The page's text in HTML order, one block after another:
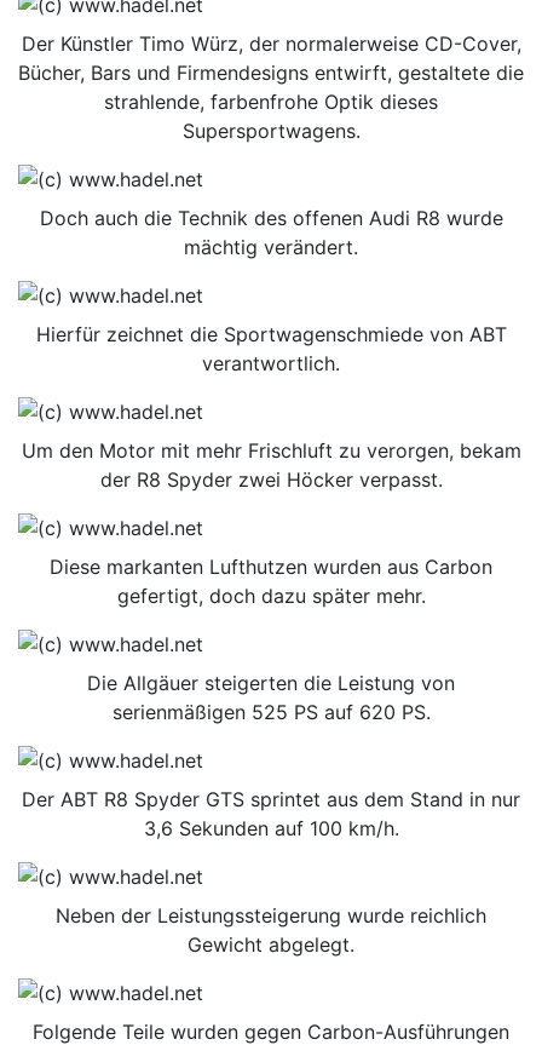
Der Künstler Timo Würz, der normalerweise CD-Cover,
Bücher, Bars und Firmendesigns entwirft, gestaltete die
strahlende, farbenfrohe Optik dieses
Supersportwagens.
Doch auch die Technik des offenen Audi R8 wurde
mächtig verändert.
Hierfür zeichnet die Sportwagenschmiede von ABT
verantwortlich.
Um den Motor mit mehr Frischluft zu verorgen, bekam
der R8 Spyder zwei Höcker verpasst.
Diese markanten Lufthutzen wurden aus Carbon
gefertigt, doch dazu später mehr.
Die Allgäuer steigerten die Leistung von
serienmäßigen 525 PS auf 620 PS.
Der ABT R8 Spyder GTS sprintet aus dem Stand in nur
3,6 Sekunden auf 100 km/h.
Neben der Leistungssteigerung wurde reichlich
Gewicht abgelegt.
Folgende Teile wurden gegen Carbon-Ausführungen